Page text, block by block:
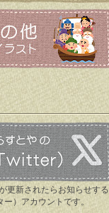
更新されたらお知らせする
ー）アカウントです。